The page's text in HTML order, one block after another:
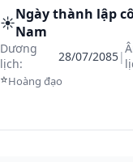
☀️Ngày thành lập
Nam
Dương
lịch:
28/07/2085|
⭐Hoàng đạo